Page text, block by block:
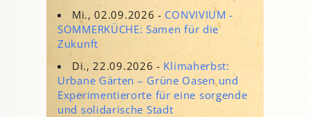
Mi., 02.09.2026 - CONVIVIUM -
SOMMERKÜCHE: Samen für die
Zukunft
Di., 22.09.2026 - Klimaherbst:
Urbane Gärten – Grüne Oasen und
Experimentierorte für eine sorgende
und solidarische Stadt